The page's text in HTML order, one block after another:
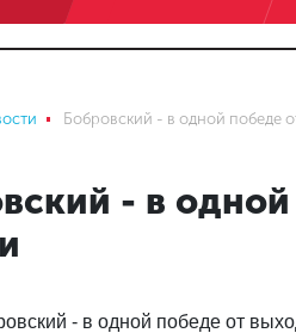
Бобровский - в одной победе
- в
- в одной победе от